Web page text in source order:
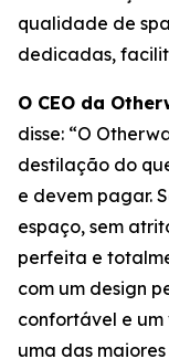
qualidade de
dedicadas,
O CEO da
disse: “O
destilação do
e devem pagar.
espaço, sem
perfeita e
com um design
confortável e
uma das